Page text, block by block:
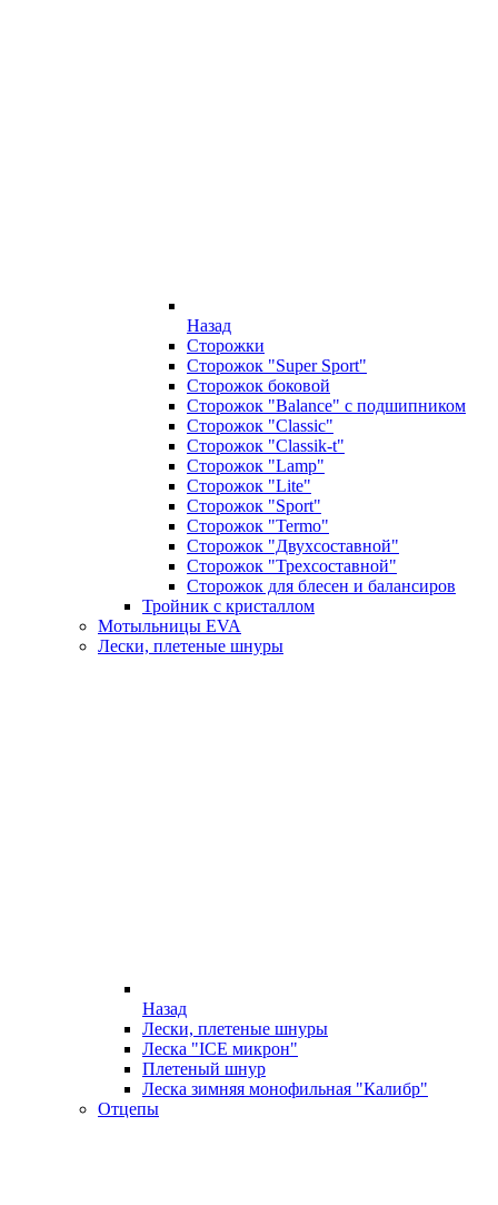
Назад
Сторожки
Сторожок "Super Sport"
Сторожок боковой
Сторожок "Balance" с подшипником
Сторожок "Classic"
Сторожок "Classik-t"
Сторожок "Lamp"
Сторожок "Lite"
Сторожок "Sport"
Сторожок "Termo"
Сторожок "Двухсоставной"
Сторожок "Трехсоставной"
Сторожок для блесен и балансиров
Тройник с кристаллом
Мотыльницы EVA
Лески, плетеные шнуры
Назад
Лески, плетеные шнуры
Леска "ICE микрон"
Плетеный шнур
Леска зимняя монофильная "Калибр"
Отцепы